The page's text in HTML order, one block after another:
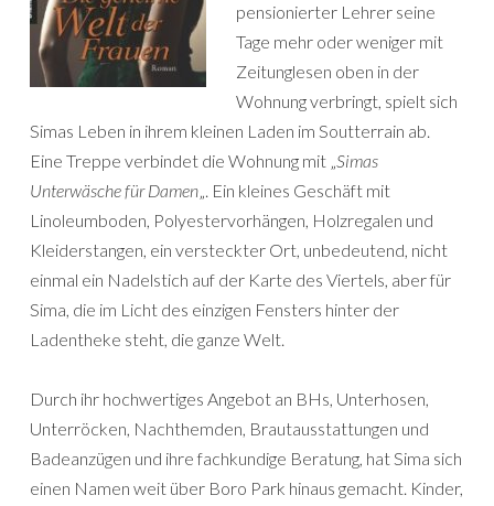
pensionierter Lehrer seine
Tage mehr oder weniger mit
Zeitunglesen oben in der
Wohnung verbringt, spielt sich
Simas Leben in ihrem kleinen Laden im Soutterrain ab.
Eine Treppe verbindet die Wohnung mit „Simas
Unterwäsche für Damen„. Ein kleines Geschäft mit
Linoleumboden, Polyestervorhängen, Holzregalen und
Kleiderstangen, ein versteckter Ort, unbedeutend, nicht
einmal ein Nadelstich auf der Karte des Viertels, aber für
Sima, die im Licht des einzigen Fensters hinter der
Ladentheke steht, die ganze Welt.
Durch ihr hochwertiges Angebot an BHs, Unterhosen,
Unterröcken, Nachthemden, Brautausstattungen und
Badeanzügen und ihre fachkundige Beratung, hat Sima sich
einen Namen weit über Boro Park hinaus gemacht. Kinder,